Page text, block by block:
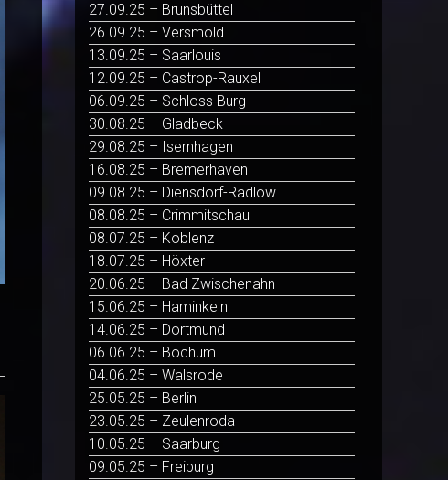
27.09.25 – Brunsbüttel
26.09.25 – Versmold
13.09.25 – Saarlouis
12.09.25 – Castrop-Rauxel
06.09.25 – Schloss Burg
30.08.25 – Gladbeck
29.08.25 – Isernhagen
16.08.25 – Bremerhaven
09.08.25 – Diensdorf-Radlow
08.08.25 – Crimmitschau
08.07.25 – Koblenz
18.07.25 – Höxter
20.06.25 – Bad Zwischenahn
15.06.25 – Haminkeln
14.06.25 – Dortmund
06.06.25 – Bochum
04.06.25 – Walsrode
25.05.25 – Berlin
23.05.25 – Zeulenroda
10.05.25 – Saarburg
09.05.25 – Freiburg